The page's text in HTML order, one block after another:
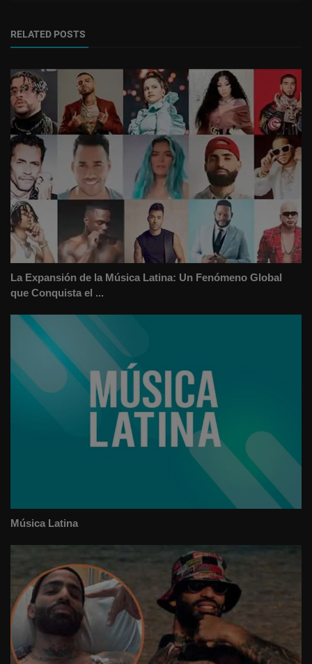
RELATED POSTS
La Expansión de la Música Latina: Un Fenómeno Global
que Conquista el ...
Música Latina